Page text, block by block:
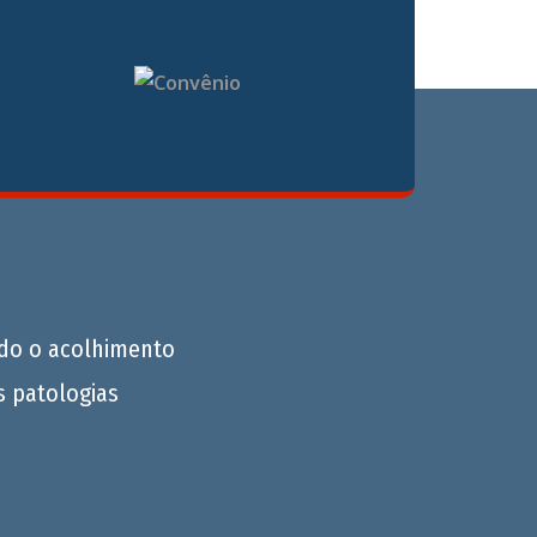
o acolhimento
patologias